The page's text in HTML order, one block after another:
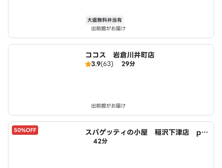
大盛無料弁当有
出前館がお届け
ココス 岩倉川井町店
3.9(63) 29分
出前館がお届け
50%OFF
スパゲッティの小屋 稲沢下津店 po
wered by LAWSON
42分